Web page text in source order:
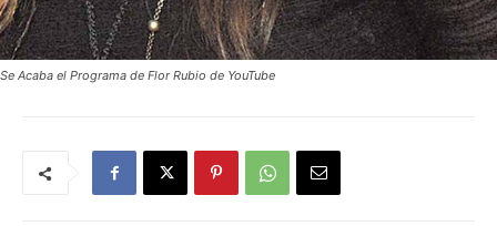
Se Acaba el Programa de Flor Rubio de YouTube